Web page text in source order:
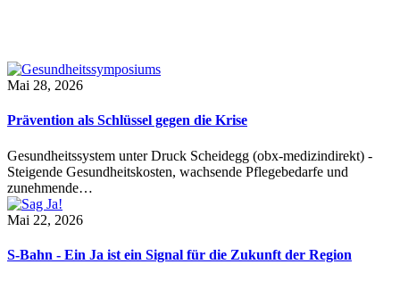
Mai 28, 2026
Prävention als Schlüssel gegen die Krise
Gesundheitssystem unter Druck Scheidegg (obx-medizindirekt) -
Steigende Gesundheitskosten, wachsende Pflegebedarfe und
zunehmende…
Mai 22, 2026
S-Bahn - Ein Ja ist ein Signal für die Zukunft der Region